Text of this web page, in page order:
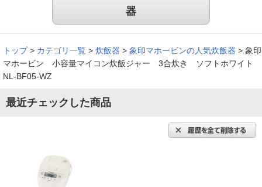
少し炊飯時間がかかる
食べたくて、安心感のある象印を選びました。少し炊飯時間は
（福岡県40代F.Y様）
使いやすくて美味しい！
器
トップ > カテゴリ一覧 > 炊飯器 > 象印マホービンの人気炊飯器 > 象印
マホービン 小容量マイコン炊飯ジャー 3合炊き ソフトホワイト
NL-BF05-WZ
最近チェックした商品